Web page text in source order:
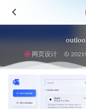
网页设计 2021